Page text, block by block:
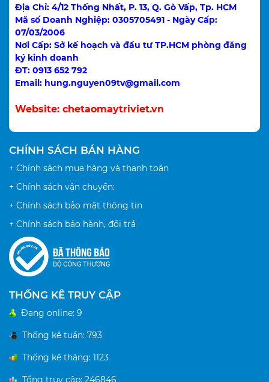
Địa Chỉ: 4/12 Thống Nhất, P. 13, Q. Gò Vấp, Tp. HCM
Mã số Doanh Nghiệp: 0305705491 - Ngày Cấp:
07/03/2006
Nơi Cấp: Sở kế hoạch và đầu tư TP.HCM phòng đăng
ký kinh doanh
ĐT: 0913 652 792
Email: hung.nguyen09tv@gmail.com
Website: chetaomaytriviet.vn
CHÍNH SÁCH BÁN HÀNG
+ Chính sách mua hàng và thanh toán
+ Chính sách vận chuyển:
+ Chính sách bảo mật thông tin
+ Chính sách bảo hành, đổi trả
THỐNG KÊ TRUY CẬP
Đang online: 9
Thống kê tuần: 793
Thống kê tháng: 1123
Tổng truy cập: 246846